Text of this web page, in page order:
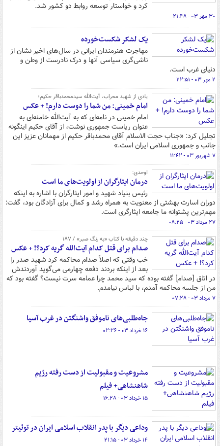
کرد و خواستار توسعه روابط دو کشور شد.
۳۰ مهر ۰۳ - ۲۱:۴۸
یک لشکر شکست‌خورده
مهاجرت هنرمندان ایرانی در سال‌های اخیر نشان از
ناشی‌گری سیاسی آنها و درک نادرست از وطن و
دنیای غرب است.
۲ مهر ۰۳ - ۲۲:۵۱
یادی از شهید محراب، آیت‌الله سیدمحمدباقر حکیم؛
امام خمینی: من شما را دوست دارم! + عکس
امام خمینی در نامه‌ای که به آیت‌الله خامنه‌ای به
عنوان ریاست جمهوری نوشت، از آقای حکیم اینگونه
تجلیل کرد: «جناب حجت الاسلام آقای محمدباقر حکیم از مهمانان عزیز این
جانب و جمهوری اسلامی ایران است.»
۷ شهریور ۰۳ - ۱۱:۴۲
اوحدی:
درمان ایثارگران از اولویت‌های ما است
رئیس بنیاد شهید و امور ایثارگران با اشاره به اینکه
دوران اسارت بهشتی از معنویت به همراه رشد و کمال برای آزادگان بود، گفت:
مهم‌ترین پشتوانه ما جامعه ایثارگری است.
۲۷ مرداد ۰۳ - ۰۸:۲۵
چند دقیقه با کتاب‌ «به رنگ صبر» / ۱۸۷
صدام برای قتل کدام آیت‌الله گریه کرد؟! + عکس
خب وقتی که اصلاً صدام محاکمه کرد شهید صدر را
بعد از اینکه بردند دفعه چهارمی می‌گوید آوردندش
در اتاق [صدام] گفته بوده که سید محمد چرا عمامه سرت نیست؟ گفته بود که
من از جلسه محاکمه آمدم، با لباس نیامدم.
۷ مرداد ۰۳ - ۰۷:۲۸
جاه‌طلبی‌های ناموفق واشنگتن در غرب آسیا
۱۶ خرداد ۰۳ - ۰۲:۲۶
مشروعیت و مقبولیت از دست رفته رژیم
شاهنشاهی+ فیلم
۱۵ خرداد ۰۳ - ۱۶:۲۸
وداعی دیگر با پدر انقلاب اسلامی ایران در توئیتر
۱۴ خرداد ۰۳ - ۲۱:۱۵